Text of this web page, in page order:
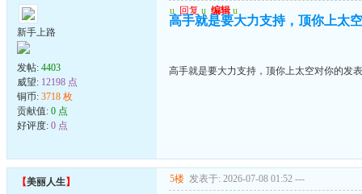
新手上路
发帖: 4403
威望: 12198 点
铜币: 3718 枚
贡献值: 0 点
好评度: 0 点
u 回复 u 编辑 u
高手就是要大力支持，顶你上太
高手就是要大力支持，顶你上太空对你的发表
【美丽人生】 5楼 发表于: 2026-07-08 01:52 ---